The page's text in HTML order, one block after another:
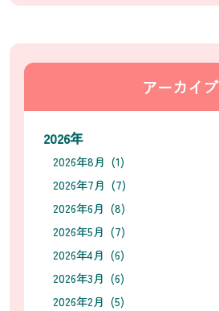
アーカイブ
2026年
2026年8月 (1)
2026年7月 (7)
2026年6月 (8)
2026年5月 (7)
2026年4月 (6)
2026年3月 (6)
2026年2月 (5)